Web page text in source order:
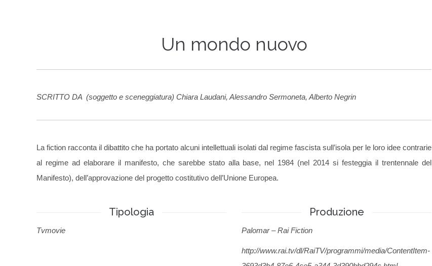
Un mondo nuovo
SCRITTO DA (soggetto e sceneggiatura) Chiara Laudani, Alessandro Sermoneta, Alberto Negrin
La fiction racconta il dibattito che ha portato alcuni intellettuali isolati dal regime fascista sull’isola per le loro idee contrarie
al regime ad elaborare il manifesto, che sarebbe stato alla base, nel 1984 (nel 2014 si festeggia il trentennale del
Manifesto), dell’approvazione del progetto costitutivo dell’Unione Europea.
Tipologia
Tvmovie
Produzione
Palomar – Rai Fiction
http://www.rai.tv/dl/RaiTV/programmi/media/ContentItem-